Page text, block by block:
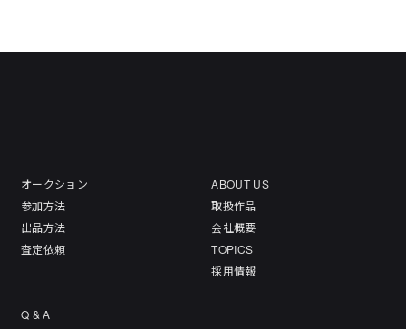
オークション
参加方法
出品方法
査定依頼
ABOUT US
取扱作品
会社概要
TOPICS
採用情報
Q & A